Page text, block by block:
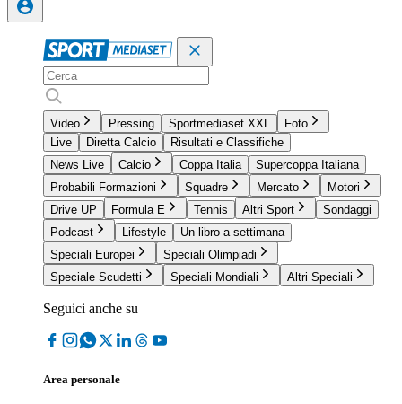
Video Pressing Sportmediaset XXL
Foto
Live
Diretta Calcio
Risultati e Classifiche
News Live
Calcio Coppa Italia
Supercoppa Italiana
Probabili Formazioni
Squadre Mercato
Motori
Drive UP
Formula E Tennis Altri Sport
Sondaggi
Podcast
Lifestyle
Un libro a settimana
Speciali Europei
Speciali Olimpiadi
Speciale Scudetti
Speciali Mondiali Altri Speciali
Seguici anche su
Area personale